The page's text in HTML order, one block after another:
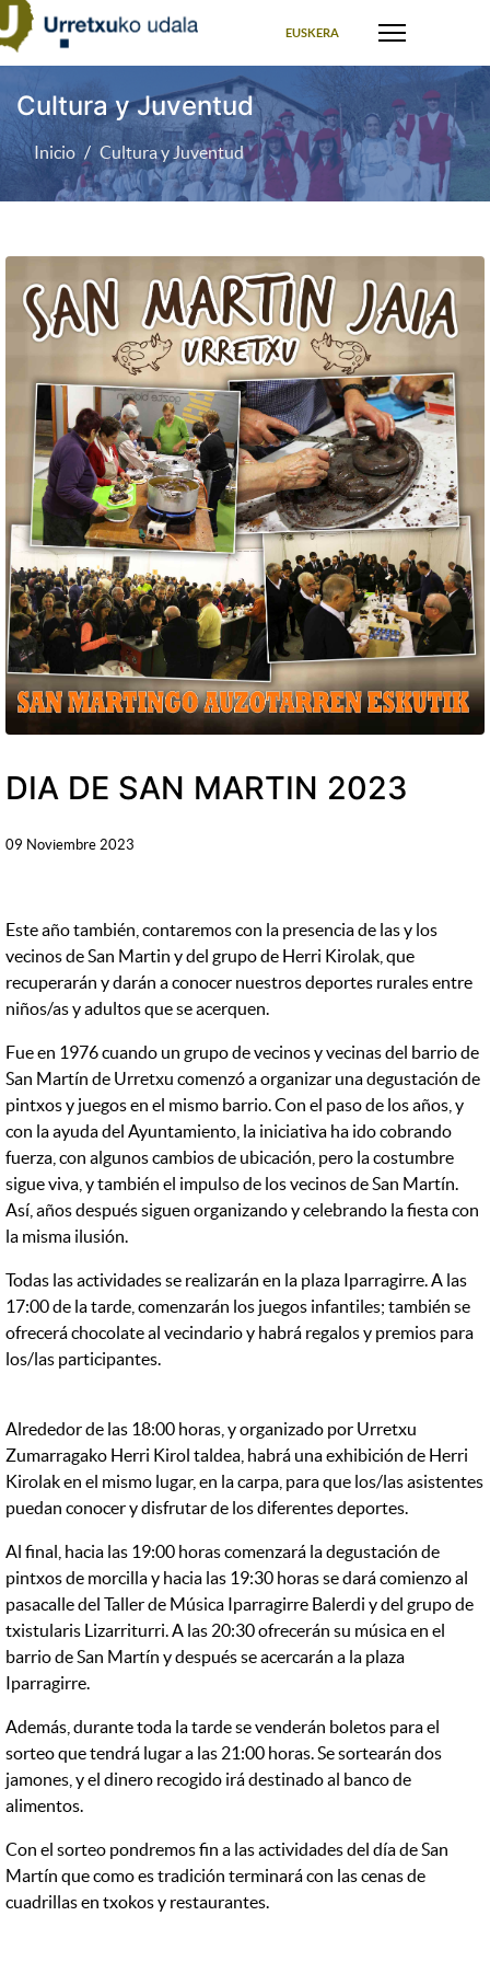
EUSKERA
Cultura y Juventud
Inicio Cultura y Juventud
DIA DE SAN MARTIN 2023
09 Noviembre 2023
Este año también, contaremos con la presencia de las y los
vecinos de San Martin y del grupo de Herri Kirolak, que
recuperarán y darán a conocer nuestros deportes rurales entre
niños/as y adultos que se acerquen.
Fue en 1976 cuando un grupo de vecinos y vecinas del barrio de
San Martín de Urretxu comenzó a organizar una degustación de
pintxos y juegos en el mismo barrio. Con el paso de los años, y
con la ayuda del Ayuntamiento, la iniciativa ha ido cobrando
fuerza, con algunos cambios de ubicación, pero la costumbre
sigue viva, y también el impulso de los vecinos de San Martín.
Así, años después siguen organizando y celebrando la fiesta con
la misma ilusión.
Todas las actividades se realizarán en la plaza Iparragirre. A las
17:00 de la tarde, comenzarán los juegos infantiles; también se
ofrecerá chocolate al vecindario y habrá regalos y premios para
los/las participantes.
Alrededor de las 18:00 horas, y organizado por Urretxu
Zumarragako Herri Kirol taldea, habrá una exhibición de Herri
Kirolak en el mismo lugar, en la carpa, para que los/las asistentes
puedan conocer y disfrutar de los diferentes deportes.
Al final, hacia las 19:00 horas comenzará la degustación de
pintxos de morcilla y hacia las 19:30 horas se dará comienzo al
pasacalle del Taller de Música Iparragirre Balerdi y del grupo de
txistularis Lizarriturri. A las 20:30 ofrecerán su música en el
barrio de San Martín y después se acercarán a la plaza
Iparragirre.
Además, durante toda la tarde se venderán boletos para el
sorteo que tendrá lugar a las 21:00 horas. Se sortearán dos
jamones, y el dinero recogido irá destinado al banco de
alimentos.
Con el sorteo pondremos fin a las actividades del día de San
Martín que como es tradición terminará con las cenas de
cuadrillas en txokos y restaurantes.